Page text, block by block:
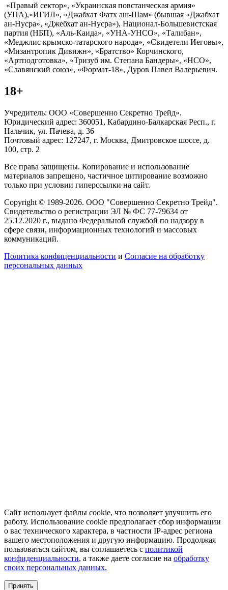
«Правый сектор», «Украинская повстанческая армия»
(УПА),«ИГИЛ», «Джабхат Фатх аш-Шам» (бывшая «Джабхат
ан-Нусра», «Джебхат ан-Нусра»), Национал-Большевистская
партия (НБП), «Аль-Каида», «УНА-УНСО», «Талибан»,
«Меджлис крымско-татарского народа», «Свидетели Иеговы»,
«Мизантропик Дивижн», «Братство» Корчинского,
«Артподготовка», «Тризуб им. Степана Бандеры», «НСО»,
«Славянский союз», «Формат-18», Дуров Павел Валерьевич.
18+
Учредитель: ООО «Совершенно Секретно Трейд».
Юридический адрес: 360051, Кабардино-Балкарская Респ., г.
Нальчик, ул. Пачева, д. 36
Почтовый адрес: 127247, г. Москва, Дмитровское шоссе, д.
100, стр. 2
Все права защищены. Копирование и использование
материалов запрещено, частичное цитирование возможно
только при условии гиперссылки на сайт.
Copyright © 1989-2026. ООО "Совершенно Секретно Трейд".
Свидетельство о регистрации ЭЛ № ФС 77-79634 от
25.12.2020 г., выдано Федеральной службой по надзору в
сфере связи, информационных технологий и массовых
коммуникаций.
Политика конфиценциальности и Согласие на обработку
персональных данных
Сайт использует файлы cookie, что позволяет улучшить его
работу. Использование cookie предполагает сбор информации
о вас технического характера, в частности IP-адрес региона
вашего местоположения и другую информацию. Продолжая
пользоваться сайтом, вы соглашаетесь с политикой
конфиденциальности, а также даете согласие на обработку
своих персональных данных.
Принять